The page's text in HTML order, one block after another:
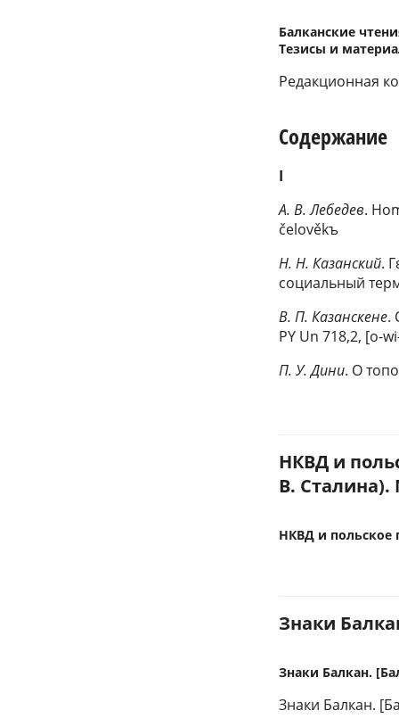
Балканские
Тезисы и
Редакционная
Содержание
I
A. В. Лебедев.
čelověkъ
H. H. Казанский.
социальный
B. П. Казанскене.
PY Un 718,2, [o-
Π. У. Дини. О
НКВД и
В. Сталина).
НКВД и польское
Знаки
Знаки Балкан.
Знаки Балкан.